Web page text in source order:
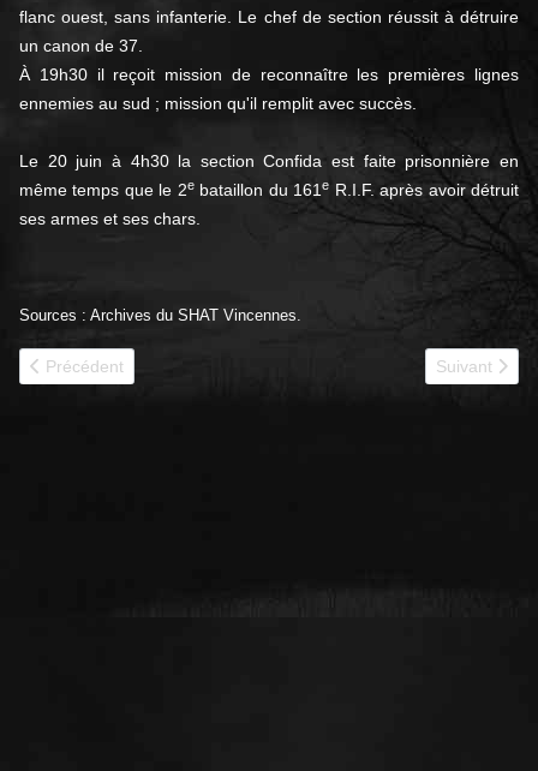
flanc ouest, sans infanterie. Le chef de section réussit à détruire
un canon de 37.
À 19h30 il reçoit mission de reconnaître les premières lignes
ennemies au sud ; mission qu'il remplit avec succès.
Le 20 juin à 4h30 la section Confida est faite prisonnière en
même temps que le 2ebataillon du 161e R.I.F. après avoir détruit
ses armes et ses chars.
Sources : Archives du SHAT Vincennes.
Article précédent : 1940 - 31e BCC historique
Précédent Article
Suivant